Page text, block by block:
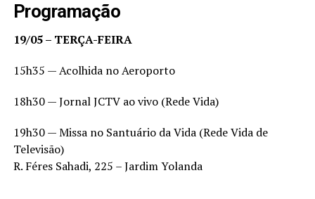
Programação
19/05 – TERÇA-FEIRA
15h35 — Acolhida no Aeroporto
18h30 — Jornal JCTV ao vivo (Rede Vida)
19h30 — Missa no Santuário da Vida (Rede Vida de
Televisão)
R. Féres Sahadi, 225 – Jardim Yolanda